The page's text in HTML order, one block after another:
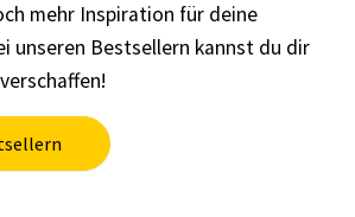
mehr Inspiration für deine
unseren Bestsellern kannst du dir